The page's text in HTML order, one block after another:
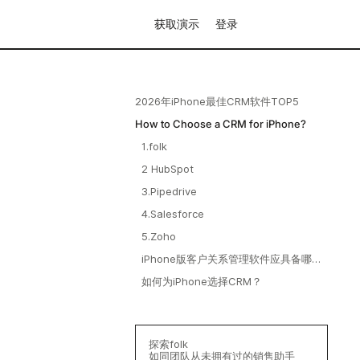
获取演示 登录
2026年iPhone最佳CRM软件TOP5
How to Choose a CRM for iPhone?
1.folk
2 HubSpot
3.Pipedrive
4.Salesforce
5.Zoho
iPhone版客户关系管理软件应具备哪些
功能？
如何为iPhone选择CRM？
探索folk
如同团队从未拥有过的销售助手